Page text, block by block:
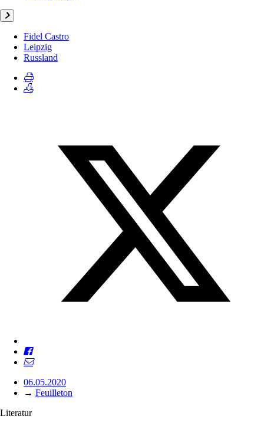
Fidel Castro
Leipzig
Russland
06.05.2020
→ Feuilleton
Literatur